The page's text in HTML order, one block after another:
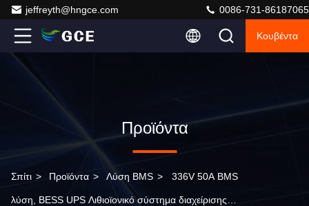
jeffreyth@hngce.com 0086-731-86187065
Κουβέντα
Προϊόντα
Σπίτι > Προϊόντα > Λύση BMS > 336V 50A BMS
λύση, BESS UPS Λιθιοϊονικό σύστημα διαχείρισης